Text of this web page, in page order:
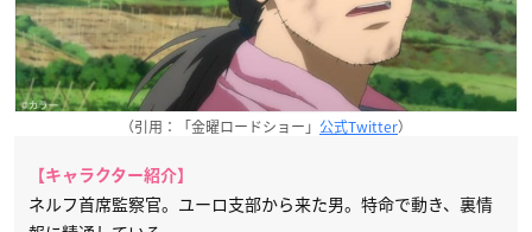
（引用：「金曜ロードショー」 公式Twitter）
【キャラクター紹介】
ネルフ首席監察官。ユーロ支部から来た男。特命で動き、裏情